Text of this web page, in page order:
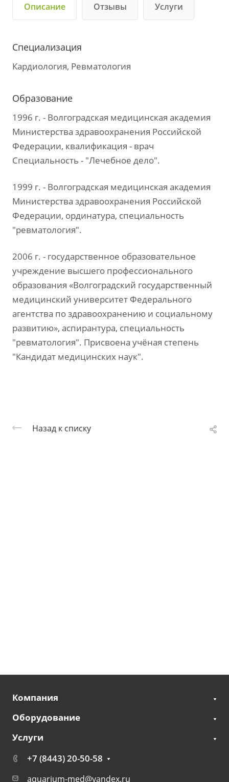
Описание Отзывы Услуги
Специализация
Кардиология, Ревматология
Образование
1996 г. - Волгоградская медицинская академия
Министерства здравоохранения Российской
Федерации, квалификация - врач
Специальность - "Лечебное дело".
1999 г. - Волгоградская медицинская академия
Министерства здравоохранения Российской
Федерации, ординатура, специальность
"ревматология".
2006 г. - государственное образовательное
учреждение высшего профессионального
образования «Волгоградский государственный
медицинский университет Федерального
агентства по здравоохранению и социальному
развитию», аспирантура, специальность
"ревматология". Присвоена учёная степень
"Кандидат медицинских наук".
Назад к списку
Компания
Оборудование
Услуги
+7 (8443) 20-50-58
aquarium-med@yandex.ru